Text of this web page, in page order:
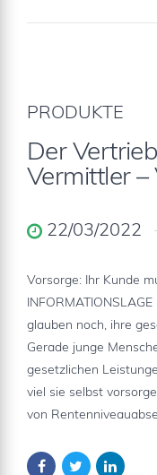
PRODUKTE
Der
Vermittler
22/03/2022
Vorsorge: Ihr Kunde
glauben noch, ihre
Gerade junge
gesetzlichen
viel sie selbst
von